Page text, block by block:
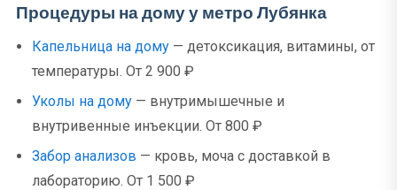
Процедуры на дому у метро Лубянка
Капельница на дому — детоксикация, витамины, от
температуры. От 2 900 ₽
Уколы на дому — внутримышечные и
внутривенные инъекции. От 800 ₽
Забор анализов — кровь, моча с доставкой в
лабораторию. От 1 500 ₽